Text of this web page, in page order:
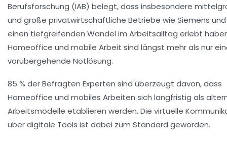
Berufsforschung (IAB) belegt, dass insbesondere
und große privatwirtschaftliche Betriebe wie Siemens und
einen tiefgreifenden Wandel im Arbeitsalltag erlebt
Homeoffice und mobile Arbeit sind längst mehr als nur
vorübergehende Notlösung.
85 % der Befragten Experten sind überzeugt davon, dass
Homeoffice und mobiles Arbeiten sich langfristig als
Arbeitsmodelle etablieren werden. Die virtuelle
über digitale Tools ist dabei zum Standard geworden.